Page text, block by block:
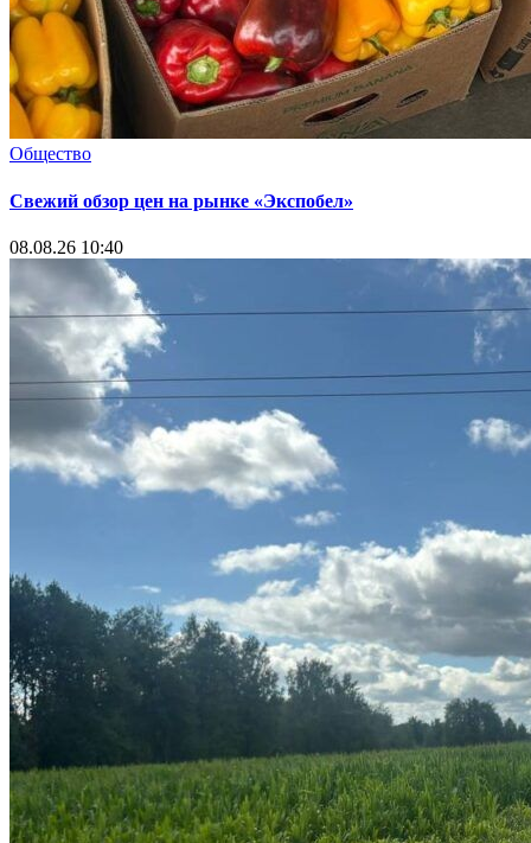
Общество
Свежий обзор цен на рынке «Экспобел»
08.08.26 10:40